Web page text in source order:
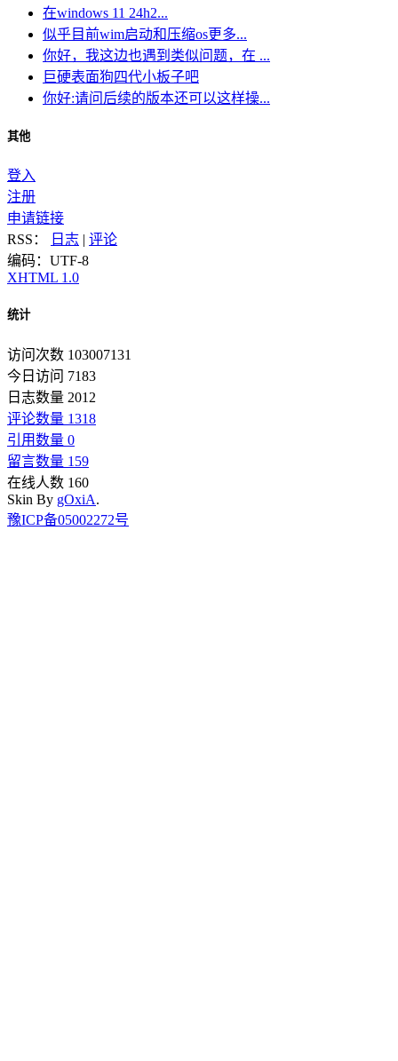
在windows 11 24h2...
似乎目前wim启动和压缩os更多...
你好，我这边也遇到类似问题，在 ...
巨硬表面狗四代小板子吧
你好:请问后续的版本还可以这样操...
其他
登入
注册
申请链接
RSS：
日志 | 评论
编码：UTF-8
XHTML 1.0
统计
访问次数 103007131
今日访问 7183
日志数量 2012
评论数量 1318
引用数量 0
留言数量 159
在线人数 160
Skin By gOxiA.
豫ICP备05002272号